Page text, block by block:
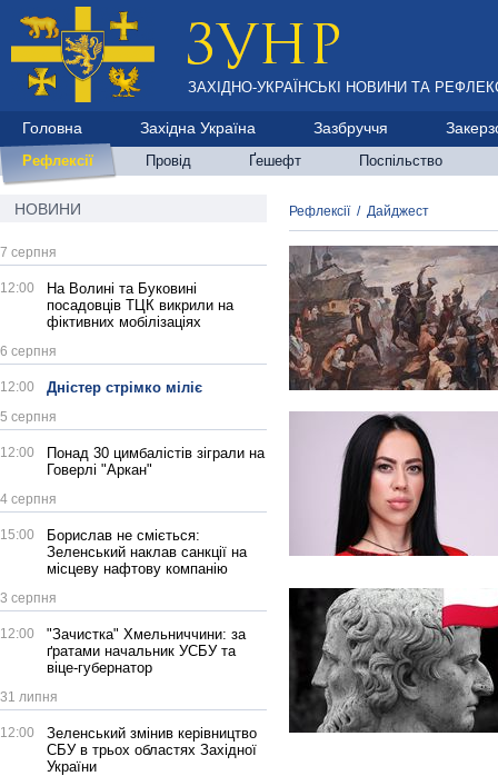
ЗАХІДНО-УКРАЇНСЬКІ НОВИНИ ТА
Головна Західна Україна Зазбруччя
Рефлексії Провід Ґешефт Поспільство
НОВИНИ
7 серпня
12:00
На Волині та Буковині
посадовців ТЦК викрили на
фіктивних мобілізаціях
6 серпня
12:00 Дністер стрімко міліє
5 серпня
12:00
Понад 30 цимбалістів зіграли на
Говерлі "Аркан"
4 серпня
15:00
Борислав не сміється:
Зеленський наклав санкції на
місцеву нафтову компанію
3 серпня
12:00
"Зачистка" Хмельниччини: за
ґратами начальник УСБУ та
віце-губернатор
31 липня
12:00
Зеленський змінив керівництво
СБУ в трьох областях Західної
України
Рефлексії/ Дайджест